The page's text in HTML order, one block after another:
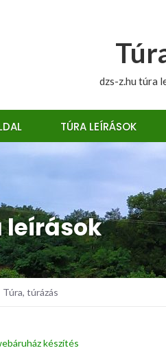
dzs-z.hu túra
TÚRA LEÍRÁSOK
leírások
Túra, túrázás
készítés